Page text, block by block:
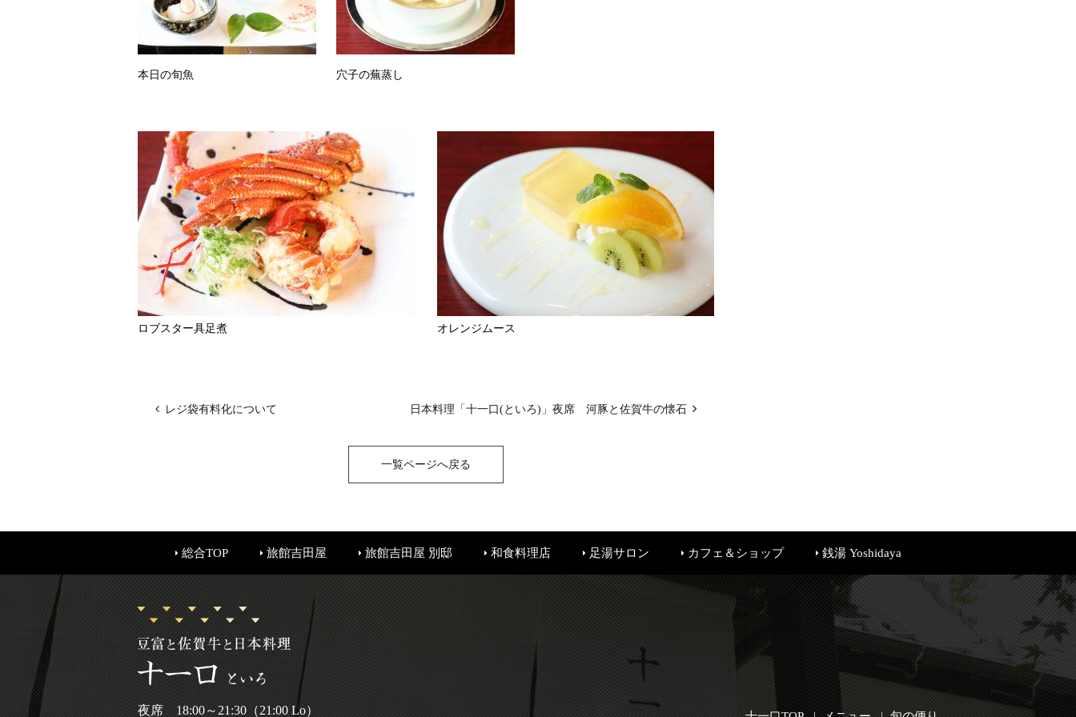
本日の旬魚 穴子の蕪蒸し
ロブスター具足煮 オレンジムース
レジ袋有料化について 日本料理「十一口(といろ)」夜席 河豚と佐賀牛の懐石
一覧ページへ戻る
総合TOP 旅館吉田屋 旅館吉田屋 別邸 和食料理店 足湯サロン カフェ＆ショップ 銭湯 Yoshidaya
夜席 18:00～21:30（21:00 Lo）